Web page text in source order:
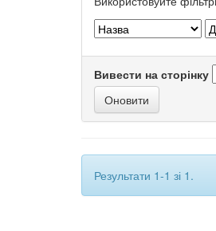
Вивести на сторінку
Результати 1-1 зі 1.